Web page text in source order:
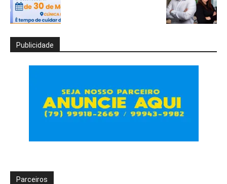
Publicidade
Parceiros